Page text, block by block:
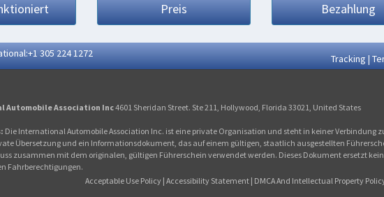
Preis Bezahlung
305 224 1272 Tracking|
Automobile Association Inc4601 Sheridan Street. Ste 211, Hollywood, Florida 33021, United States
Die International Automobile Association Inc. ist eine private Organisation und steht in keiner Verbindung
Übersetzung und ein Informationsdokument, das auf einem gültigen, staatlich ausgestellten
zusammen mit dem originalen, gültigen Führerschein verwendet werden. Dieses Dokument ersetzt
Fahrberechtigungen.
Acceptable Use Policy | Accessibility Statement | DMCA And Intellectual Property